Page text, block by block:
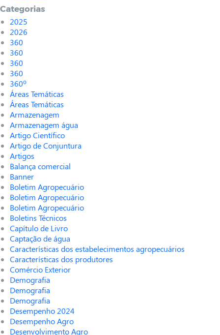
Categorias
2025
2026
360
360
360
360
360º
Áreas Temáticas
Áreas Temáticas
Armazenagem
Armazenagem água
Artigo Científico
Artigo de Conjuntura
Artigos
Balança comercial
Banner
Boletim Agropecuário
Boletim Agropecuário
Boletim Agropecuário
Boletins Técnicos
Capítulo de Livro
Captação de água
Características dos estabelecimentos agropecuários
Características dos produtores
Comércio Exterior
Demografia
Demografia
Demografia
Desempenho 2024
Desempenho Agro
Desenvolvimento Agro